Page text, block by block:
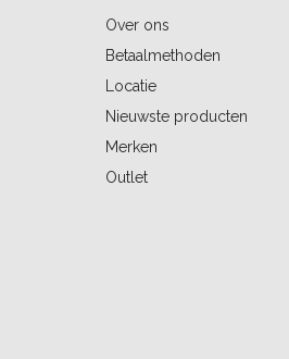
Over ons
Betaalmethoden
Locatie
Nieuwste producten
Merken
Outlet